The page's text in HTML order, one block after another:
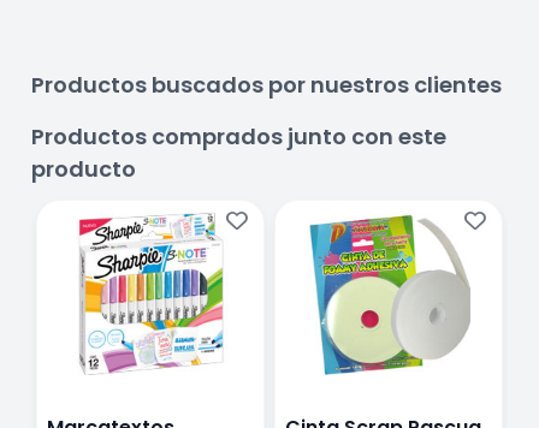
Productos buscados por nuestros clientes
Productos comprados junto con este
producto